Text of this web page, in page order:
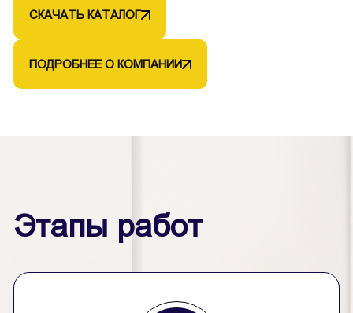
СКАЧАТЬ КАТАЛОГ
ПОДРОБНЕЕ О КОМПАНИИ
Этапы работ